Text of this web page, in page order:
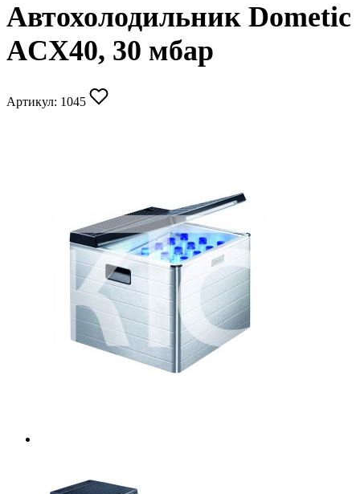
Автохолодильник Dometic
ACX40, 30 мбар
Артикул: 1045